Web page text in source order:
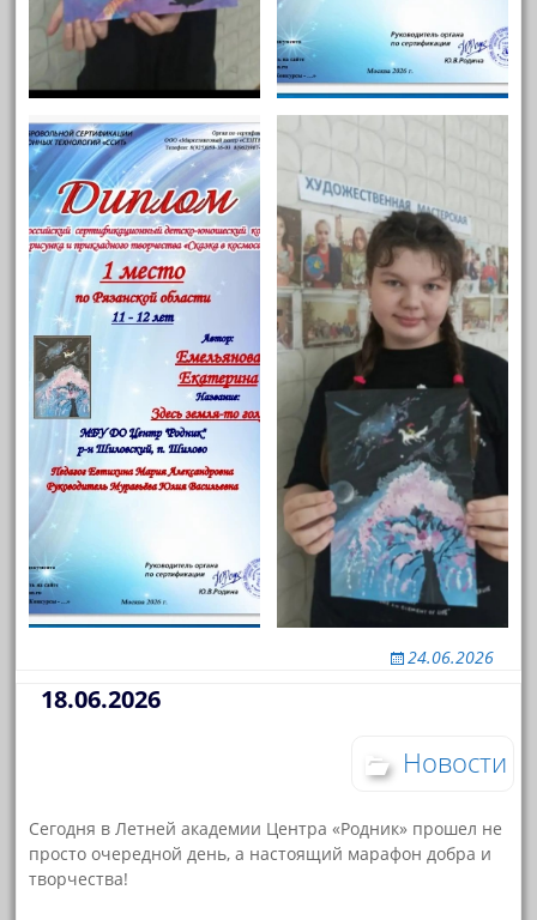
24.06.2026
18.06.2026
Новости
Сегодня в Летней академии Центра «Родник» прошел не
просто очередной день, а настоящий марафон добра и
творчества!